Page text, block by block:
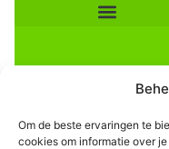
Om de beste ervaringen te
cookies om informatie over